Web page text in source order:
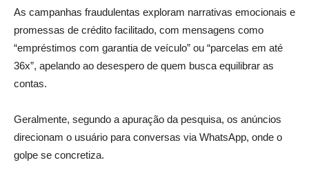
As campanhas fraudulentas exploram narrativas emocionais e
promessas de crédito facilitado, com mensagens como
“empréstimos com garantia de veículo” ou “parcelas em até
36x”, apelando ao desespero de quem busca equilibrar as
contas.
Geralmente, segundo a apuração da pesquisa, os anúncios
direcionam o usuário para conversas via WhatsApp, onde o
golpe se concretiza.